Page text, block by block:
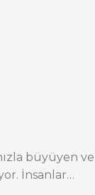
büyüyen ve
İnsanlar…